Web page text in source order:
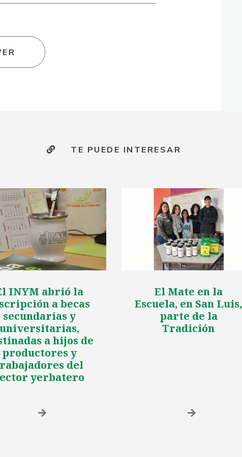
TE PUEDE INTERESAR
INYM abrió la
a becas
secundarias y
a hijos de
productores y
del
yerbatero
El Mate en la
Escuela, en San Luis,
parte de la
Tradición